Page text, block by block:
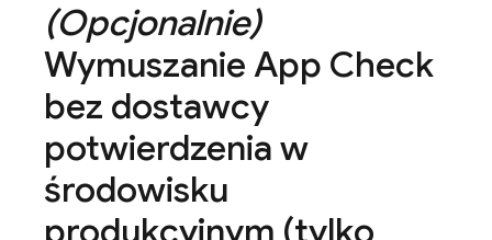
(Opcjonalnie)
Wymuszanie App Check
bez dostawcy
potwierdzenia w
środowisku
produkcyjnym (tylko